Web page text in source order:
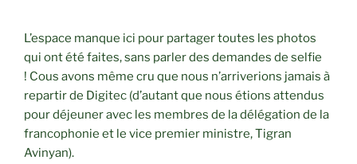
L’espace manque ici pour partager toutes les photos
qui ont été faites, sans parler des demandes de selfie
! Cous avons même cru que nous n’arriverions jamais à
repartir de Digitec (d’autant que nous étions attendus
pour déjeuner avec les membres de la délégation de la
francophonie et le vice premier ministre, Tigran
Avinyan).